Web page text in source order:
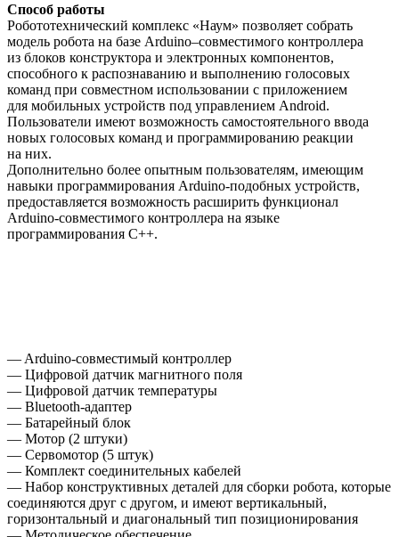
Способ работы
Робототехнический комплекс «Наум» позволяет собрать
модель робота на базе Arduino–совместимого контроллера
из блоков конструктора и электронных компонентов,
способного к распознаванию и выполнению голосовых
команд при совместном использовании с приложением
для мобильных устройств под управлением Android.
Пользователи имеют возможность самостоятельного ввода
новых голосовых команд и программированию реакции
на них.
Дополнительно более опытным пользователям, имеющим
навыки программирования Arduino-подобных устройств,
предоставляется возможность расширить функционал
Arduino-совместимого контроллера на языке
программирования C++.
— Arduino-совместимый контроллер
— Цифровой датчик магнитного поля
— Цифровой датчик температуры
— Bluetooth-адаптер
— Батарейный блок
— Мотор (2 штуки)
— Сервомотор (5 штук)
— Комплект соединительных кабелей
— Набор конструктивных деталей для сборки робота, которые
соединяются друг с другом, и имеют вертикальный,
горизонтальный и диагональный тип позиционирования